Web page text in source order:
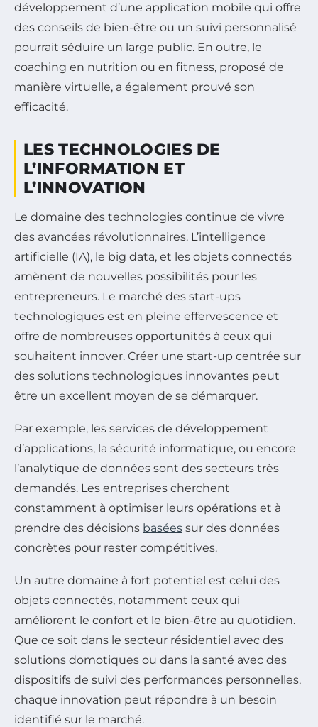
développement d’une application mobile qui offre
des conseils de bien-être ou un suivi personnalisé
pourrait séduire un large public. En outre, le
coaching en nutrition ou en fitness, proposé de
manière virtuelle, a également prouvé son
efficacité.
LES TECHNOLOGIES DE
L’INFORMATION ET
L’INNOVATION
Le domaine des technologies continue de vivre
des avancées révolutionnaires. L’intelligence
artificielle (IA), le big data, et les objets connectés
amènent de nouvelles possibilités pour les
entrepreneurs. Le marché des start-ups
technologiques est en pleine effervescence et
offre de nombreuses opportunités à ceux qui
souhaitent innover. Créer une start-up centrée sur
des solutions technologiques innovantes peut
être un excellent moyen de se démarquer.
Par exemple, les services de développement
d’applications, la sécurité informatique, ou encore
l’analytique de données sont des secteurs très
demandés. Les entreprises cherchent
constamment à optimiser leurs opérations et à
prendre des décisions basées sur des données
concrètes pour rester compétitives.
Un autre domaine à fort potentiel est celui des
objets connectés, notamment ceux qui
améliorent le confort et le bien-être au quotidien.
Que ce soit dans le secteur résidentiel avec des
solutions domotiques ou dans la santé avec des
dispositifs de suivi des performances personnelles,
chaque innovation peut répondre à un besoin
identifié sur le marché.